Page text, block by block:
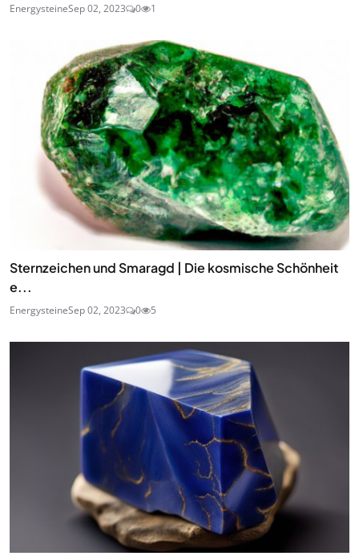
EnergysteineSep 02, 2023 0 1
Sternzeichen und Smaragd | Die kosmische Schönheit
e...
EnergysteineSep 02, 2023 0 5